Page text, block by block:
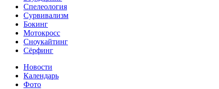
Спелеология
Сурвивализм
Бокинг
Мотокросс
Сноукайтинг
Сёрфинг
Новости
Календарь
Фото